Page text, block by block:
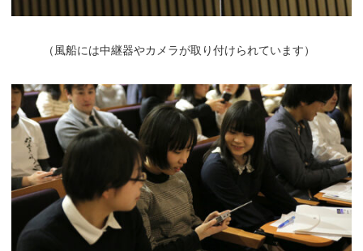
（ 風船には中継器やカメラが取り付けられています）